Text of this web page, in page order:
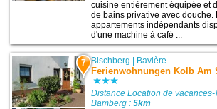
cuisine entièrement équipée et
de bains privative avec douche.
appartements indépendants
d'une machine à café ...
7 Bischberg Bavière
Ferienwohnungen Kolb Am
Distance Location de
Bamberg :5km